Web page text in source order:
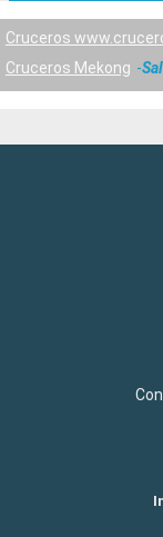
Cruceros
Cruceros Mekong